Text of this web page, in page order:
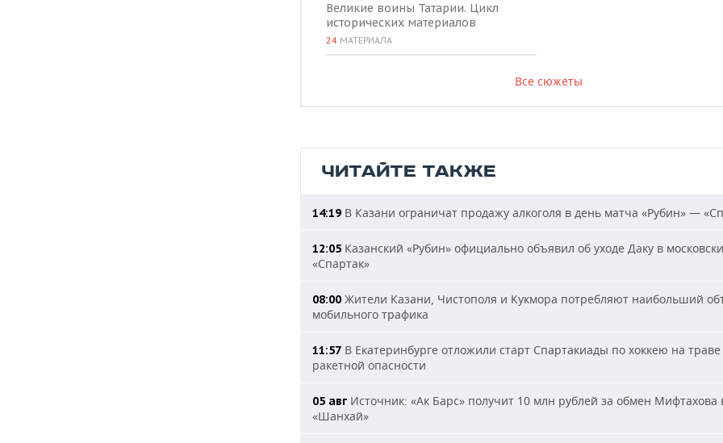
Великие воины Татарии. Цикл
исторических материалов
24 МАТЕРИАЛА
Все сюжеты
ЧИТАЙТЕ ТАКЖЕ
14:19 В Казани ограничат продажу алкоголя в день матча «Рубин» —
12:05 Казанский «Рубин» официально объявил об уходе Даку в
«Спартак»
08:00 Жители Казани, Чистополя и Кукмора потребляют наибольший
мобильного трафика
11:57 В Екатеринбурге отложили старт Спартакиады по хоккею на траве
ракетной опасности
05 авг Источник: «Ак Барс» получит 10 млн рублей за обмен Мифтахова
«Шанхай»